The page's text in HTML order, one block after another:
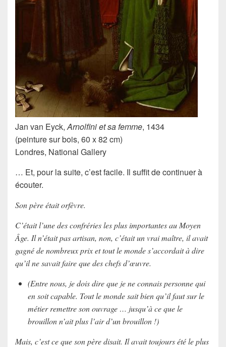
Jan van Eyck, Arnolfini et sa femme, 1434
(peinture sur bois, 60 x 82 cm)
Londres, National Gallery
… Et, pour la suite, c’est facile. Il suffit de continuer à
écouter.
Son père était orfèvre.
C’était l’une des confréries les plus importantes au Moyen
Âge. Il n’était pas artisan, non, c’était un vrai maître, il avait
gagné de nombreux prix et tout le monde s’accordait à dire
qu’il ne savait faire que des chefs d’œuvre.
(Entre nous, je dois dire que je ne connais personne qui
en soit capable. Tout le monde sait bien qu’il faut sur le
métier remettre son ouvrage … jusqu’à ce que le
brouillon n’ait plus l’air d’un brouillon !)
Mais, c’est ce que son père disait. Il avait toujours été le plus